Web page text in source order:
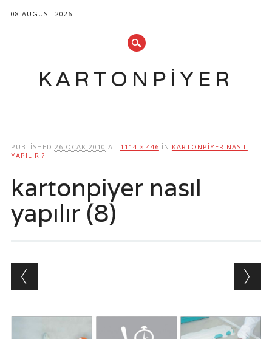
08 AUGUST 2026
KARTONPIYER
content
PUBLISHED 26 OCAK 2010 AT 1114 × 446 IN KARTONPIYER NASIL
YAPILIR ?
kartonpiyer nasıl
yapılır (8)